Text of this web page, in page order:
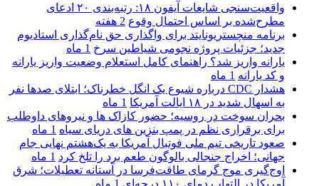
واقعیت‌سنجی شایعات آیفون ۱۸: رتبه‌بندی ۲۰ ادعای
مطرح‌شده بر اساس احتمال وقوع 2 هفته
برنامه منچستریونایتد برای واگذاری حق نام‌گذاری استادیوم
جدید؛ جزئیات پروژه نجومی شیاطین سرخ 1 ماه
یارانه واریز شد؟ راهنمای کامل استعلام وضعیت واریز یارانه
و کد یارانه 1 ماه
هشدار CDC درباره شیوع یک انگل خطرناک؛ ابتلای صدها نفر
به اسهال شدید در ۱۸ ایالت آمریکا
1 ماه
بحران سوخت در روسیه؛ حضور کازاک‌ ها و نیروهای داوطلب
برای برقراری نظم در پمپ بنزین‌ های دریای سیاه 1 ماه
صعود تاریخی تیم ملی فوتبال آمریکا به یک‌هشتم نهایی جام
جهانی؛ اخراج جنجالی بالوگون طعم برد را تلخ کرد 1 ماه
اوج‌گیری موج گرمای طاقت‌فرسا در آستانه تعطیلات؛ شرق
آمریکا در التهاب دمای ۱۱۰ درجه‌ای
1 ماه